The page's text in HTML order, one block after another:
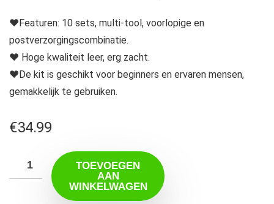
❤Featuren: 10 sets, multi-tool, voorlopige en
postverzorgingscombinatie.
❤ Hoge kwaliteit leer, erg zacht.
❤De kit is geschikt voor beginners en ervaren mensen,
gemakkelijk te gebruiken.
€34.99
TOEVOEGEN
AAN
WINKELWAGEN